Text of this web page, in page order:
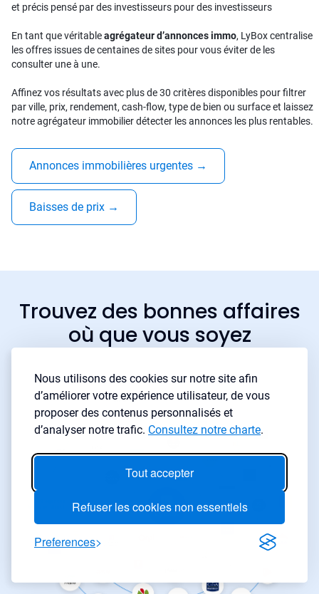
Nous utilisons des cookies sur notre site afin
d’améliorer votre expérience utilisateur, de vous
proposer des contenus personnalisés et
d’analyser notre trafic. Consultez notre charte.
Tout accepter
Refuser les cookies non essentiels
Preferences
et précis pensé par des investisseurs pour des investisseurs
En tant que véritableagrégateur d’annonces immo, LyBox centralise
les offres issues de centaines de sites pour vous éviter de les
consulter une à une.
Affinez vos résultats avec plus de 30 critères disponibles pour filtrer
par ville, prix, rendement, cash-flow, type de bien ou surface et laissez
notre agrégateur immobilier détecter les annonces les plus rentables.
Annonces immobilières urgentes →
Baisses de prix →
Trouvez des bonnes affaires
où que vous soyez